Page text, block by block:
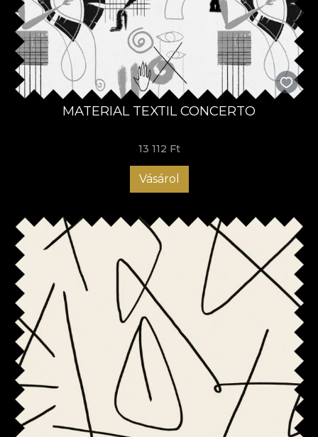
MATERIAL TEXTIL CONCERTO
13 112 Ft
Vásárol